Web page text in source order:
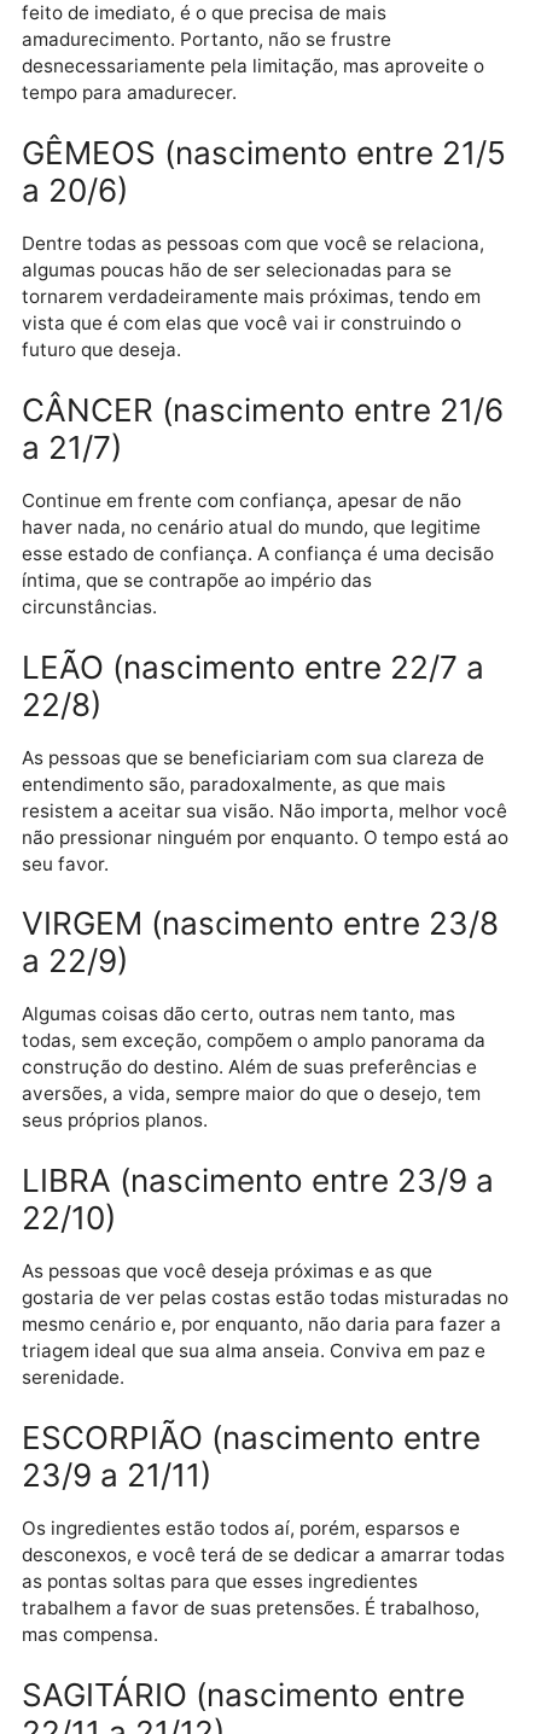
dependentes do que você fizer ou deixar de fazer.
Assuma a posição.
TOURO (nascimento entre 21/4
a 20/5)
Aquilo que você quiser fazer, mas que não puder ser
feito de imediato, é o que precisa de mais
amadurecimento. Portanto, não se frustre
desnecessariamente pela limitação, mas aproveite o
tempo para amadurecer.
GÊMEOS (nascimento entre
a 20/6)
Dentre todas as pessoas com que você se relaciona,
algumas poucas hão de ser selecionadas para se
tornarem verdadeiramente mais próximas, tendo em
vista que é com elas que você vai ir construindo o
futuro que deseja.
CÂNCER (nascimento entre
a 21/7)
Continue em frente com confiança, apesar de não
haver nada, no cenário atual do mundo, que legitime
esse estado de confiança. A confiança é uma
íntima, que se contrapõe ao império das
LEÃO (nascimento entre 22/7 a
22/8)
As pessoas que se beneficiariam com sua clareza de
entendimento são, paradoxalmente, as que mais
resistem a aceitar sua visão. Não importa, melhor
seu favor.
VIRGEM (nascimento entre
a 22/9)
Algumas coisas dão certo, outras nem tanto, mas
todas, sem exceção, compõem o amplo panorama da
construção do destino. Além de suas preferências e
aversões, a vida, sempre maior do que o desejo, tem
seus próprios planos.
LIBRA (nascimento entre 23/9
22/10)
As pessoas que você deseja próximas e as que
gostaria de ver pelas costas estão todas misturadas
mesmo cenário e, por enquanto, não daria para